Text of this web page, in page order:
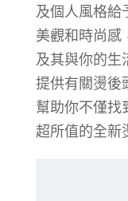
及個人風格給
美觀和時尚感
及其與你的生
提供有關燙後
幫助你不僅找
超所值的全新